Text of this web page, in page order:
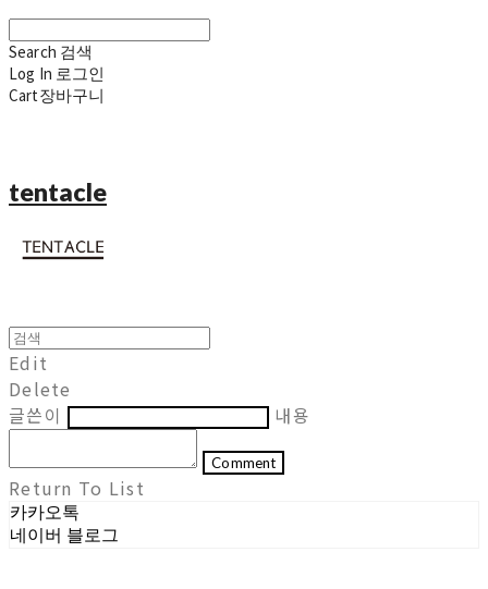
Search 검색
Log In 로그인
Cart장바구니
tentacle
Edit
Delete
글쓴이
내용
Comment
Return To List
카카오톡
네이버 블로그